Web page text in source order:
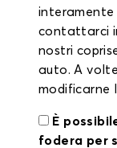
interamente
contattarci
nostri
auto. A
modificarne
È
fodera per